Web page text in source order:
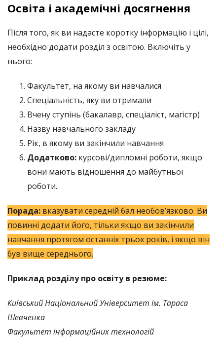
Освіта і академічні досягнення
Після того, як ви надасте коротку інформацію і цілі,
необхідно додати розділ з освітою. Включіть у
нього:
Факультет, на якому ви навчалися
Спеціальність, яку ви отримали
Вчену ступінь (бакалавр, спеціаліст, магістр)
Назву навчального закладу
Рік, в якому ви закінчили навчання
Додатково: курсові/дипломні роботи, якщо
вони мають відношення до майбутньої
роботи.
Порада: вказувати середній бал необов’язково. Ви
повинні додати його, тільки якщо ви закінчили
навчання протягом останніх трьох років, і якщо він
був вище середнього.
Приклад розділу про освіту в резюме:
Київський Національний Університет ім. Тараса
Шевченка
Факультет інформаційних технологій